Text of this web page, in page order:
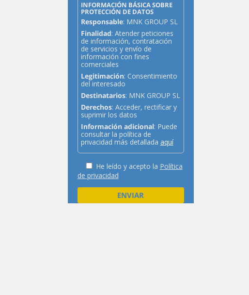
INFORMACIÓN BÁSICA SOBRE
PROTECCIÓN DE DATOS
Responsable: MNK GROUP SL
Finalidad: Atender peticiones
de información, contratación
de servicios y envío de
información con fines
comerciales
Legitimación: Consentimiento
del interesado
Destinatarios: MNK GROUP SL
Derechos: Acceder, rectificar y
suprimir los datos
Información adicional: Puede
consultar la política de
privacidad más detallada aquí
He leído y acepto la Política
de privacidad